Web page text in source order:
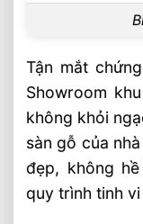
Nam
Thi
Thi
Seoul
Tận mắt
Showroom
không khỏi
sàn gỗ của
đẹp, không
quy trình tinh